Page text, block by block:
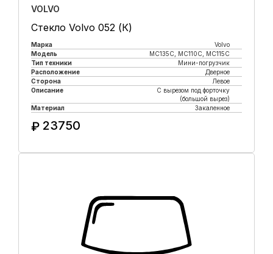
VOLVO
Стекло Volvo 052 (К)
Марка
Volvo
Модель
MC135C, MC110C, MC115C
Тип техники
Мини-погрузчик
Расположение
Дверное
Сторона
Левое
Описание
С вырезом под форточку
(большой вырез)
Материал
Закаленное
₽ 23750